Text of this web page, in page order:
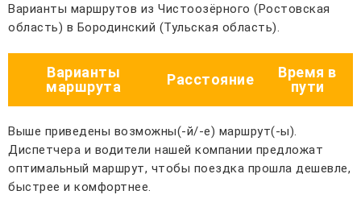
Варианты маршрутов из Чистоозёрного (Ростовская
область) в Бородинский (Тульская область).
Варианты
маршрута
Расстояние
Время в
пути
Выше приведены возможны(-й/-е) маршрут(-ы).
Диспетчера и водители нашей компании предложат
оптимальный маршрут, чтобы поездка прошла дешевле,
быстрее и комфортнее.